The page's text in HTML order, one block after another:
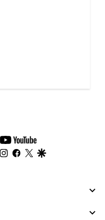
youtube-
footer
instagram
facebook
twitter